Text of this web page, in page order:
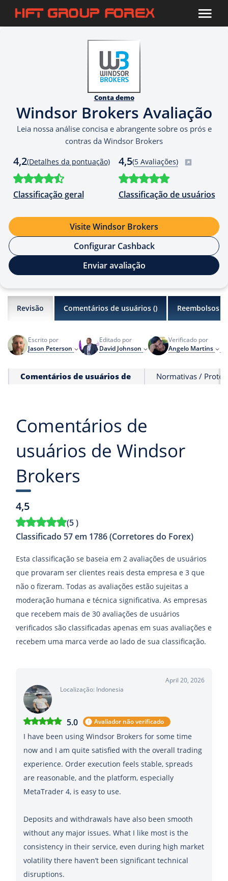
Conta demo
Windsor Brokers Avaliação
Leia nossa análise concisa e abrangente sobre os prós e
contras da Windsor Brokers
4,2(Detalhes da pontuação)
Classificação geral
4,5(5 Avaliações)
Classificação de usuários
Visite Windsor Brokers
Configurar Cashback
Enviar avaliação
Revisão Comentários de usuários () Reembolsos
Escrito por
Jason Peterson
Editado por
David Johnson
Verificado por
Angelo Martins
Comentários de usuários de Normativas /
Comentários de
usuários de Windsor
Brokers
4,5
(5)
Classificado 57 em 1786 (Corretores do Forex)
Esta classificação se baseia em 2 avaliações de usuários
que provaram ser clientes reais desta empresa e 3 que
não o fizeram. Todas as avaliações estão sujeitas a
moderação humana e técnica significativa. As empresas
que recebem mais de 30 avaliações de usuários
verificados são classificadas apenas em suas avaliações e
recebem uma marca verde ao lado de sua classificação.
April 20, 2026
Localização: Indonesia
5.0 Avaliador não verificado
I have been using Windsor Brokers for some time
now and I am quite satisfied with the overall trading
experience. Order execution feels stable, spreads
are reasonable, and the platform, especially
MetaTrader 4, is easy to use.
Deposits and withdrawals have also been smooth
without any major issues. What I like most is the
consistency in their service, even during high market
volatility there haven’t been significant technical
disruptions.